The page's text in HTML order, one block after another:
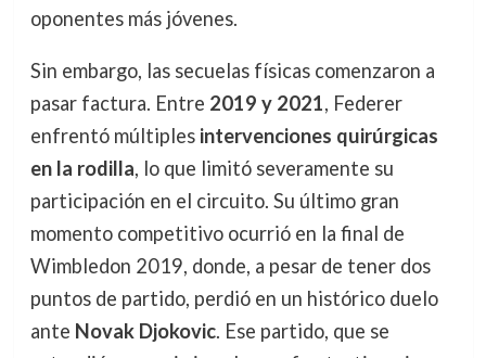
oponentes más jóvenes.
Sin embargo, las secuelas físicas comenzaron a
pasar factura. Entre 2019 y 2021, Federer
enfrentó múltiples intervenciones quirúrgicas
en la rodilla, lo que limitó severamente su
participación en el circuito. Su último gran
momento competitivo ocurrió en la final de
Wimbledon 2019, donde, a pesar de tener dos
puntos de partido, perdió en un histórico duelo
ante Novak Djokovic. Ese partido, que se